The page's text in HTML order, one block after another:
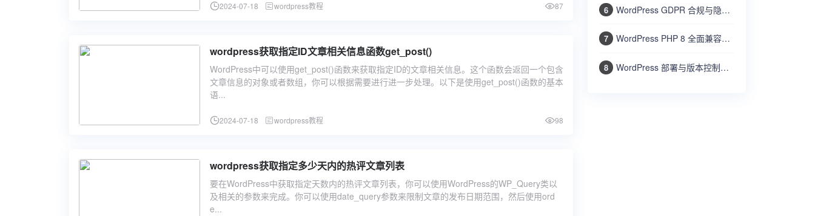
2024-07-18 wordpress教程 87
wordpress获取指定ID文章相关信息函数get_post()
WordPress中可以使用get_post()函数来获取指定ID的文章相关信息。这个函数会返回一个包含
文章信息的对象或者数组，你可以根据需要进行进一步处理。以下是使用get_post()函数的基本
语...
2024-07-18 wordpress教程 98
wordpress获取指定多少天内的热评文章列表
要在WordPress中获取指定天数内的热评文章列表，你可以使用WordPress的WP_Query类以
及相关的参数来完成。你可以使用date_query参数来限制文章的发布日期范围，然后使用ord
e...
6 WordPress GDPR 合规与隐私保护全攻略：Cookie 通知、数据导出、隐私政策、用户数据删除
7 WordPress PHP 8 全面兼容指南：检查现有代码、处理废弃函数、提升性能和安全
8 WordPress 部署与版本控制最佳实践：使用 Git 管理代码、Composer 管理依赖、自动部署上线